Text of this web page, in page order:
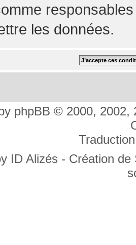
les données.
phpBB © 2000, 2002,
ID Alizés - Création